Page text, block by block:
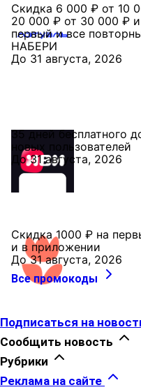
Скидка 6 000 ₽ от 10
20 000 ₽ от 30 000 ₽
первый и все
НАБЕРИ
До 31 августа, 2026
35 дней бесплатного
новых пользователей
До 31 августа, 2026
Скидка 1000 ₽ на
и в приложении
До 31 августа, 2026
Все промокоды
Подписаться на
Сообщить новость
Рубрики
Реклама на сайте